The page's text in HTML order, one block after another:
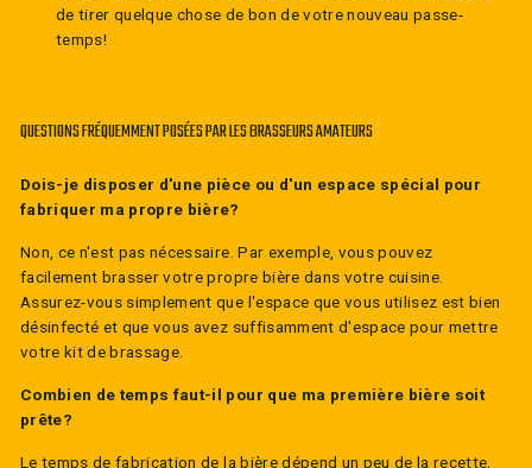
de tirer quelque chose de bon de votre nouveau passe-
temps!
QUESTIONS FRÉQUEMMENT POSÉES PAR LES BRASSEURS AMATEURS
Dois-je disposer d'une pièce ou d'un espace spécial pour
fabriquer ma propre bière?
Non, ce n'est pas nécessaire. Par exemple, vous pouvez
facilement brasser votre propre bière dans votre cuisine.
Assurez-vous simplement que l'espace que vous utilisez est bien
désinfecté et que vous avez suffisamment d'espace pour mettre
votre kit de brassage.
Combien de temps faut-il pour que ma première bière soit
prête?
Le temps de fabrication de la bière dépend un peu de la recette,